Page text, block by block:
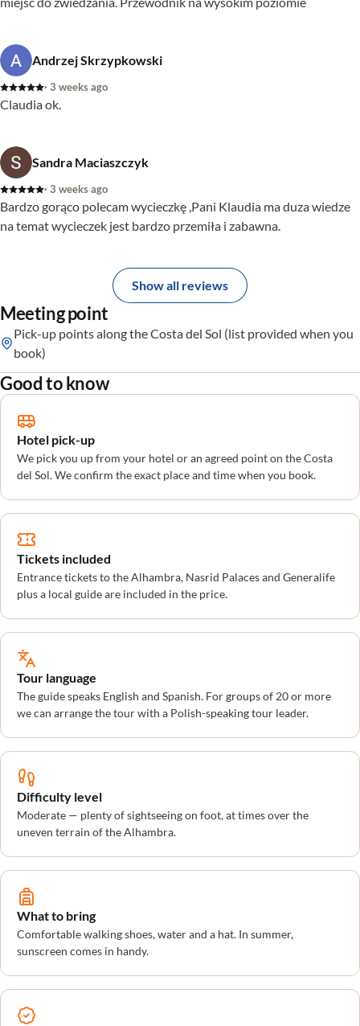
Andrzej Skrzypkowski
· 3 weeks ago
Claudia ok.
Sandra Maciaszczyk
· 3 weeks ago
Bardzo gorąco polecam wycieczkę ,Pani Klaudia ma duza wiedze
na temat wycieczek jest bardzo przemiła i zabawna.
Show all reviews
Meeting point
Pick-up points along the Costa del Sol (list provided when you
book)
Good to know
Hotel pick-up
We pick you up from your hotel or an agreed point on the Costa
del Sol. We confirm the exact place and time when you book.
Tickets included
Entrance tickets to the Alhambra, Nasrid Palaces and Generalife
plus a local guide are included in the price.
Tour language
The guide speaks English and Spanish. For groups of 20 or more
we can arrange the tour with a Polish-speaking tour leader.
Difficulty level
Moderate — plenty of sightseeing on foot, at times over the
uneven terrain of the Alhambra.
What to bring
Comfortable walking shoes, water and a hat. In summer,
sunscreen comes in handy.